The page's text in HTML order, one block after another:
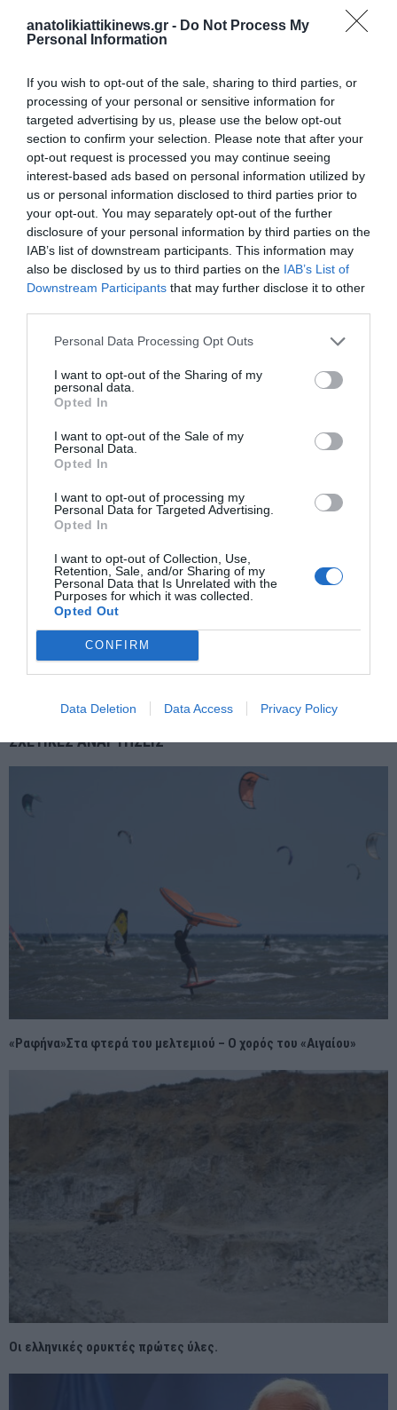
anatolikiattikinews.gr - Do Not Process My
Personal Information
If you wish to opt-out of the sale, sharing to third parties, or
processing of your personal or sensitive information for
targeted advertising by us, please use the below opt-out
section to confirm your selection. Please note that after your
opt-out request is processed you may continue seeing
interest-based ads based on personal information utilized by
us or personal information disclosed to third parties prior to
your opt-out. You may separately opt-out of the further
disclosure of your personal information by third parties on the
IAB’s list of downstream participants. This information may
also be disclosed by us to third parties on the IAB’s List of
Downstream Participants that may further disclose it to other
Personal Data Processing Opt Outs
I want to opt-out of the Sharing of my
personal data.
Opted In
I want to opt-out of the Sale of my
Personal Data.
Opted In
I want to opt-out of processing my
Personal Data for Targeted Advertising.
Opted In
I want to opt-out of Collection, Use,
Retention, Sale, and/or Sharing of my
Personal Data that Is Unrelated with the
Purposes for which it was collected.
Opted Out
CONFIRM
Data Deletion Data Access Privacy Policy
JUNE 2, 2026
Υ.Γ…Η συνεργασία Ελλάδας και Κίνας στη ναυτιλία αποτελεί
μια υπενθύμιση ότι, παρά τις γεωπολιτικές εντάσεις και τον
αυξανόμενο ανταγωνισμό μεταξύ μεγάλων δυνάμεων, το
παγκόσμιο εμπόριο εξακολουθεί να βασίζεται στη συνεργασία.
Η Ελλάδα διαθέτει τη μεγαλύτερη εμπορική ναυτιλία στον
κόσμο και η Κίνα τη μεγαλύτερη ναυπηγική και λιμενική
υποδομή.
Όταν αυτές οι δύο δυνάμεις συναντώνται, το αποτέλεσμα δεν
επηρεάζει μόνο τις διμερείς σχέσεις αλλά και τις θαλάσσιες
ναυτιλίας ίσως αποδειχθεί το νέο πεδίο όπου οικονομία,
τεχνολογία και διεθνής συνεργασία θα ταξιδέψουν στο ίδιο
ΠΡΟΗΓΟΎΜΕΝΗ ΑΝΆΡΤΗΣΗ
ΧΩΡΑΦΙ ΤΟΥ ΠΛΑΝΗΤΗ
ΣΠΑΤΑ – ΑΡΤΕΜΙΔΑ: Ο ΔΗΜΗΤΡΗΣ ΑΠΟΣΤΟΛΟΠΟΥΛΟΣ ΣΤΟ
ΚΟΙΝΟ ΜΕΤΩΠΟ ΓΙΑ ΤΗΝ ΟΔΙΚΗ ΑΣΦΑΛΕΙΑ – ΤΡΟΧΑΙΑ ΚΑΙ
ΔΗΜΟΤΙΚΗ ΑΣΤΥΝΟΜΙΑ ΣΤΟΥΣ ΔΡΟΜΟΥΣ
ΣΧΕΤΙΚΈΣ ΑΝΑΡΤΉΣΕΙΣ
«Ραφήνα»Στα φτερά του μελτεμιού – Ο χορός του «Αιγαίου»
Οι ελληνικές ορυκτές πρώτες ύλες.